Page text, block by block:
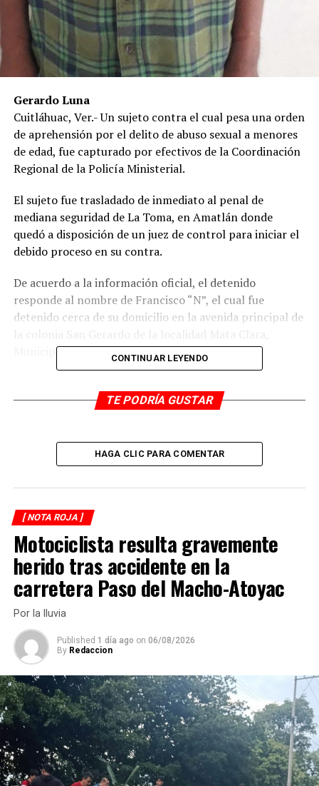
Gerardo Luna
Cuitláhuac, Ver.- Un sujeto contra el cual pesa una orden
de aprehensión por el delito de abuso sexual a menores
de edad, fue capturado por efectivos de la Coordinación
Regional de la Policía Ministerial.
El sujeto fue trasladado de inmediato al penal de
mediana seguridad de La Toma, en Amatlán donde
quedó a disposición de un juez de control para iniciar el
debido proceso en su contra.
De acuerdo a la información oficial, el detenido
responde al nombre de Francisco “N”, el cual fue
detenido cerca de su domicilio en la avenida principal de
Municipio de Cuitláhuac.
Juzgado de Control y Proceso y Procedimiento Penal
Ejecutan a un hombre en Buena Vista
ANTES
Detienen a ladrón
CONTINUAR LEYENDO
TE PODRÍA GUSTAR
HAGA CLIC PARA COMENTAR
[ NOTA ROJA ]
Motociclista resulta gravemente
herido tras accidente en la
carretera Paso del Macho-Atoyac
Por la lluvia
Published 1 día ago on 06/08/2026
By Redaccion